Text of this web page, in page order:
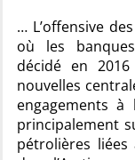
… L’offensive
où les
décidé en
nouvelles
engagements à
principalement
pétrolières liées